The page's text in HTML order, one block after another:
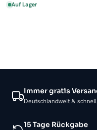
Auf Lager
Immer gratis
Deutschlandweit & schnell
15 Tage Rückgabe